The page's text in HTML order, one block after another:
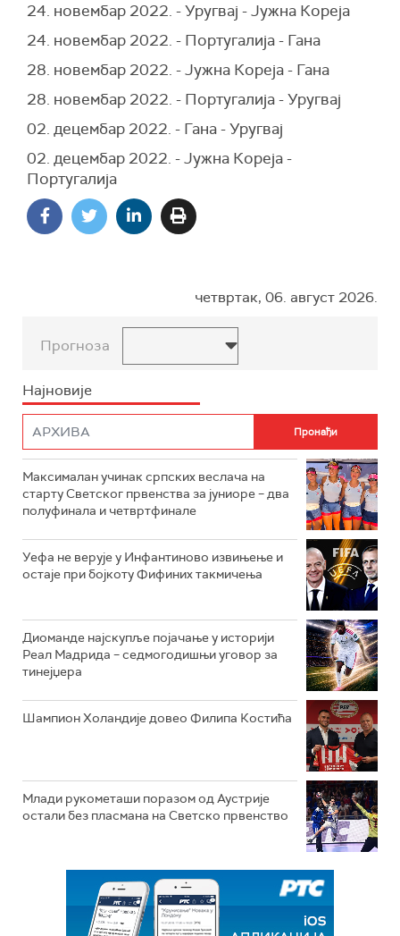
24. новембар 2022. - Уругвај - Јужна Кореја
24. новембар 2022. - Португалија - Гана
28. новембар 2022. - Јужна Кореја - Гана
28. новембар 2022. - Португалија - Уругвај
02. децембар 2022. - Гана - Уругвај
02. децембар 2022. - Јужна Кореја -
Португалија
четвртак, 06. август 2026.
Прогноза
Најновије
Максималан учинак српских веслача на
старту Светског првенства за јуниоре – два
полуфинала и четвртфинале
Уефа не верује у Инфантиново извињење и
остаје при бојкоту Фифиних такмичења
Диоманде најскупље појачање у историји
Реал Мадрида – седмогодишњи уговор за
тинејџера
Шампион Холандије довео Филипа Костића
Млади рукометаши поразом од Аустрије
остали без пласмана на Светско првенство